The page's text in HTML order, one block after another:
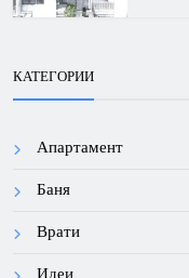
КАТЕГОРИИ
Апартамент
Баня
Врати
Идеи